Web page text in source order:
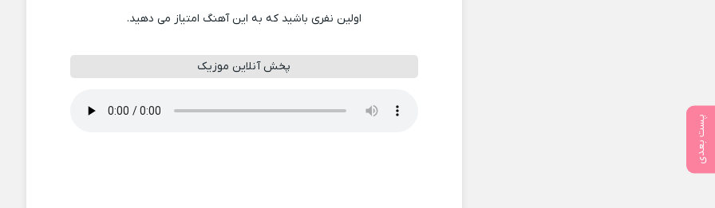
پست بعدی
اولین نفری باشید که به این آهنگ امتیاز می دهید.
پخش آنلاین موزیک